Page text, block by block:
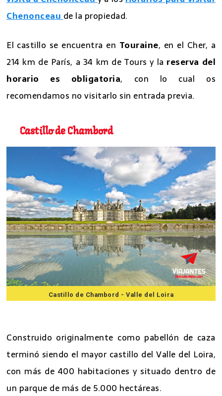
Chenonceaude la propiedad.
El castillo se encuentra en Touraine, en el Cher, a
214 km de París, a 34 km de Tours y la reserva del
horario es obligatoria, con lo cual os
recomendamos no visitarlo sin entrada previa.
Castillo de Chambord
Castillo de Chambord - Valle del Loira
Construido originalmente como pabellón de caza
terminó siendo el mayor castillo del Valle del Loira,
con más de 400 habitaciones y situado dentro de
un parque de más de 5.000 hectáreas.